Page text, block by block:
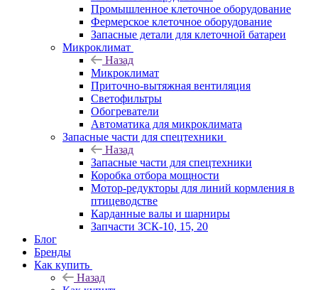
Промышленное клеточное оборудование
Фермерское клеточное оборудование
Запасные детали для клеточной батареи
Микроклимат
Назад
Микроклимат
Приточно-вытяжная вентиляция
Светофильтры
Обогреватели
Автоматика для микроклимата
Запасные части для спецтехники
Назад
Запасные части для спецтехники
Коробка отбора мощности
Мотор-редукторы для линий кормления в
птицеводстве
Карданные валы и шарниры
Запчасти ЗСК-10, 15, 20
Блог
Бренды
Как купить
Назад